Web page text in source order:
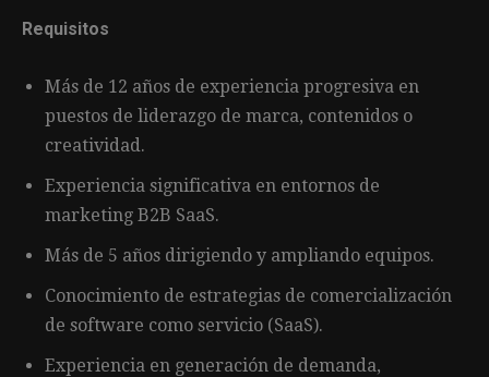
Requisitos
Más de 12 años de experiencia progresiva en
puestos de liderazgo de marca, contenidos o
creatividad.
Experiencia significativa en entornos de
marketing B2B SaaS.
Más de 5 años dirigiendo y ampliando equipos.
Conocimiento de estrategias de comercialización
de software como servicio (SaaS).
Experiencia en generación de demanda,